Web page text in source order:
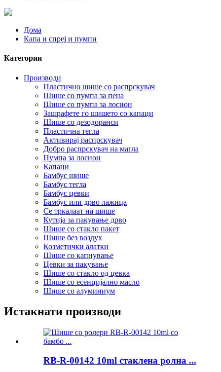
Дома
Капа и спреј и пумпи
Категории
Производи
Пластично шише со распрскувач
Шише со пумпа за пена
Шише со пумпа за лосион
Зашрафете го шишето со капаци
Шише со дезодоранси
Пластична тегла
Активирај распрскувач
Добро распрскувач на магла
Пумпа за лосион
Капаци
Бамбус шише
Бамбус тегла
Бамбус цевки
Бамбус или дрво лажица
Се тркалаат на шише
Кутија за пакување дрво
Шише со стакло пакет
Шише без воздух
Козметички алатки
Шише со капнување
Цевки за пакување
Шише со стакло од цевка
Шише со есенцијално масло
Шише со алуминиум
Истакнати производи
RB-R-00142 10ml стаклена ролна ...